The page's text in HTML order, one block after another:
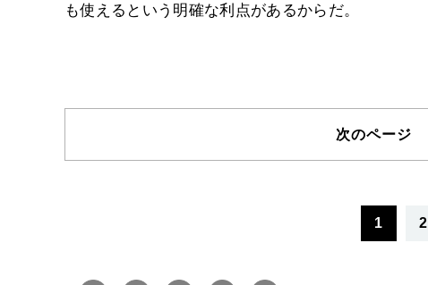
も使えるという明確な利点があるからだ。
次のページ
1 2